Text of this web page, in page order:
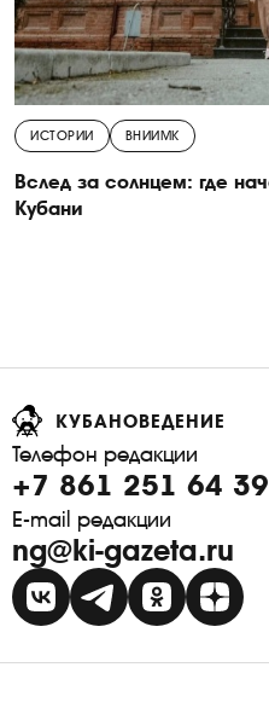
ИСТОРИИ ВНИИМК
Вслед за солнцем: где
Кубани
КУБАНОВЕДЕНИЕ
Телефон редакции
+7 861 251 64 39
E-mail редакции
ng@ki-gazeta.ru